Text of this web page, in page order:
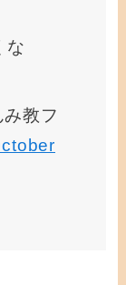
な
教フ